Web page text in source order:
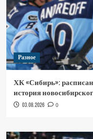
Разное
ХК «Сибирь»:
история
03.08.2026 0